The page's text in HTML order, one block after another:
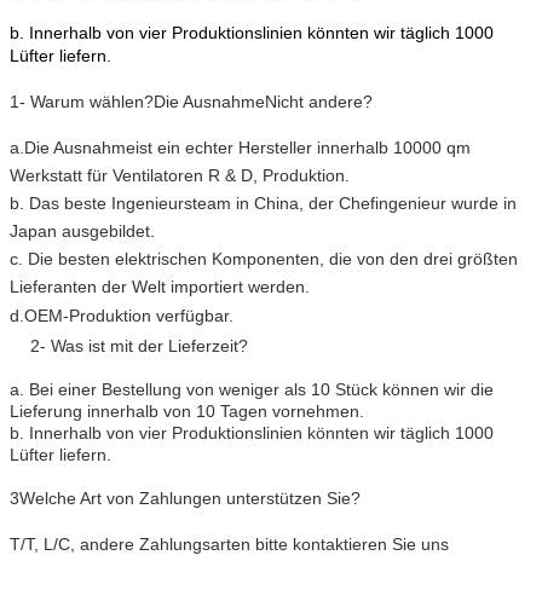
b. Innerhalb von vier Produktionslinien könnten wir täglich 1000
Lüfter liefern.
1- Warum wählen?Die AusnahmeNicht andere?
a. Die Ausnahmeist ein echter Hersteller innerhalb 10000 qm
Werkstatt für Ventilatoren R & D, Produktion.
b. Das beste Ingenieursteam in China, der Chefingenieur wurde in
Japan ausgebildet.
c. Die besten elektrischen Komponenten, die von den drei größten
Lieferanten der Welt importiert werden.
d.OEM-Produktion verfügbar.
2- Was ist mit der Lieferzeit?
a. Bei einer Bestellung von weniger als 10 Stück können wir die
Lieferung innerhalb von 10 Tagen vornehmen.
b. Innerhalb von vier Produktionslinien könnten wir täglich 1000
Lüfter liefern.
3Welche Art von Zahlungen unterstützen Sie?
T/T, L/C, andere Zahlungsarten bitte kontaktieren Sie uns